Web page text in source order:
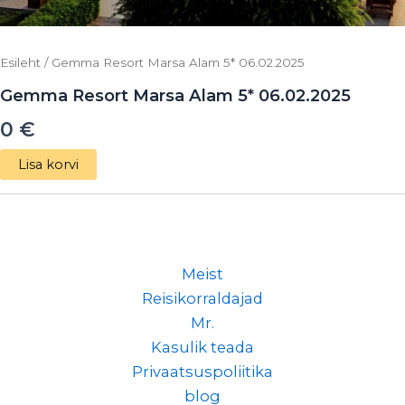
Esileht / Gemma Resort Marsa Alam 5* 06.02.2025
Gemma Resort Marsa Alam 5* 06.02.2025
0 €
Lisa korvi
Meist
Reisikorraldajad
Mr.
Kasulik teada
Privaatsuspoliitika
blog